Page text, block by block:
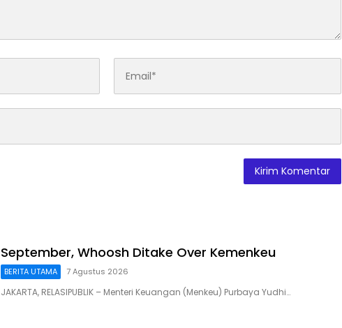
September, Whoosh Ditake Over Kemenkeu
BERITA UTAMA 7 Agustus 2026
JAKARTA, RELASIPUBLIK – Menteri Keuangan (Menkeu) Purbaya Yudhi…